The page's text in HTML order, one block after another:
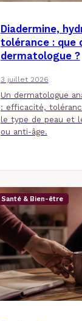
Diadermine,
tolérance : que
dermatologue ?
3 juillet 2026
Un dermatologue
: efficacité,
le type de peau et
ou anti-âge.
Santé & Bien-être